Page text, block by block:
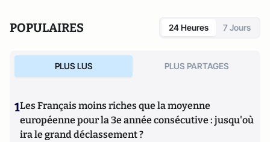
POPULAIRES 24 Heures 7 Jours
PLUS LUS PLUS PARTAGES
1Les Français moins riches que la moyenne
européenne pour la 3e année consécutive : jusqu'où
ira le grand déclassement ?